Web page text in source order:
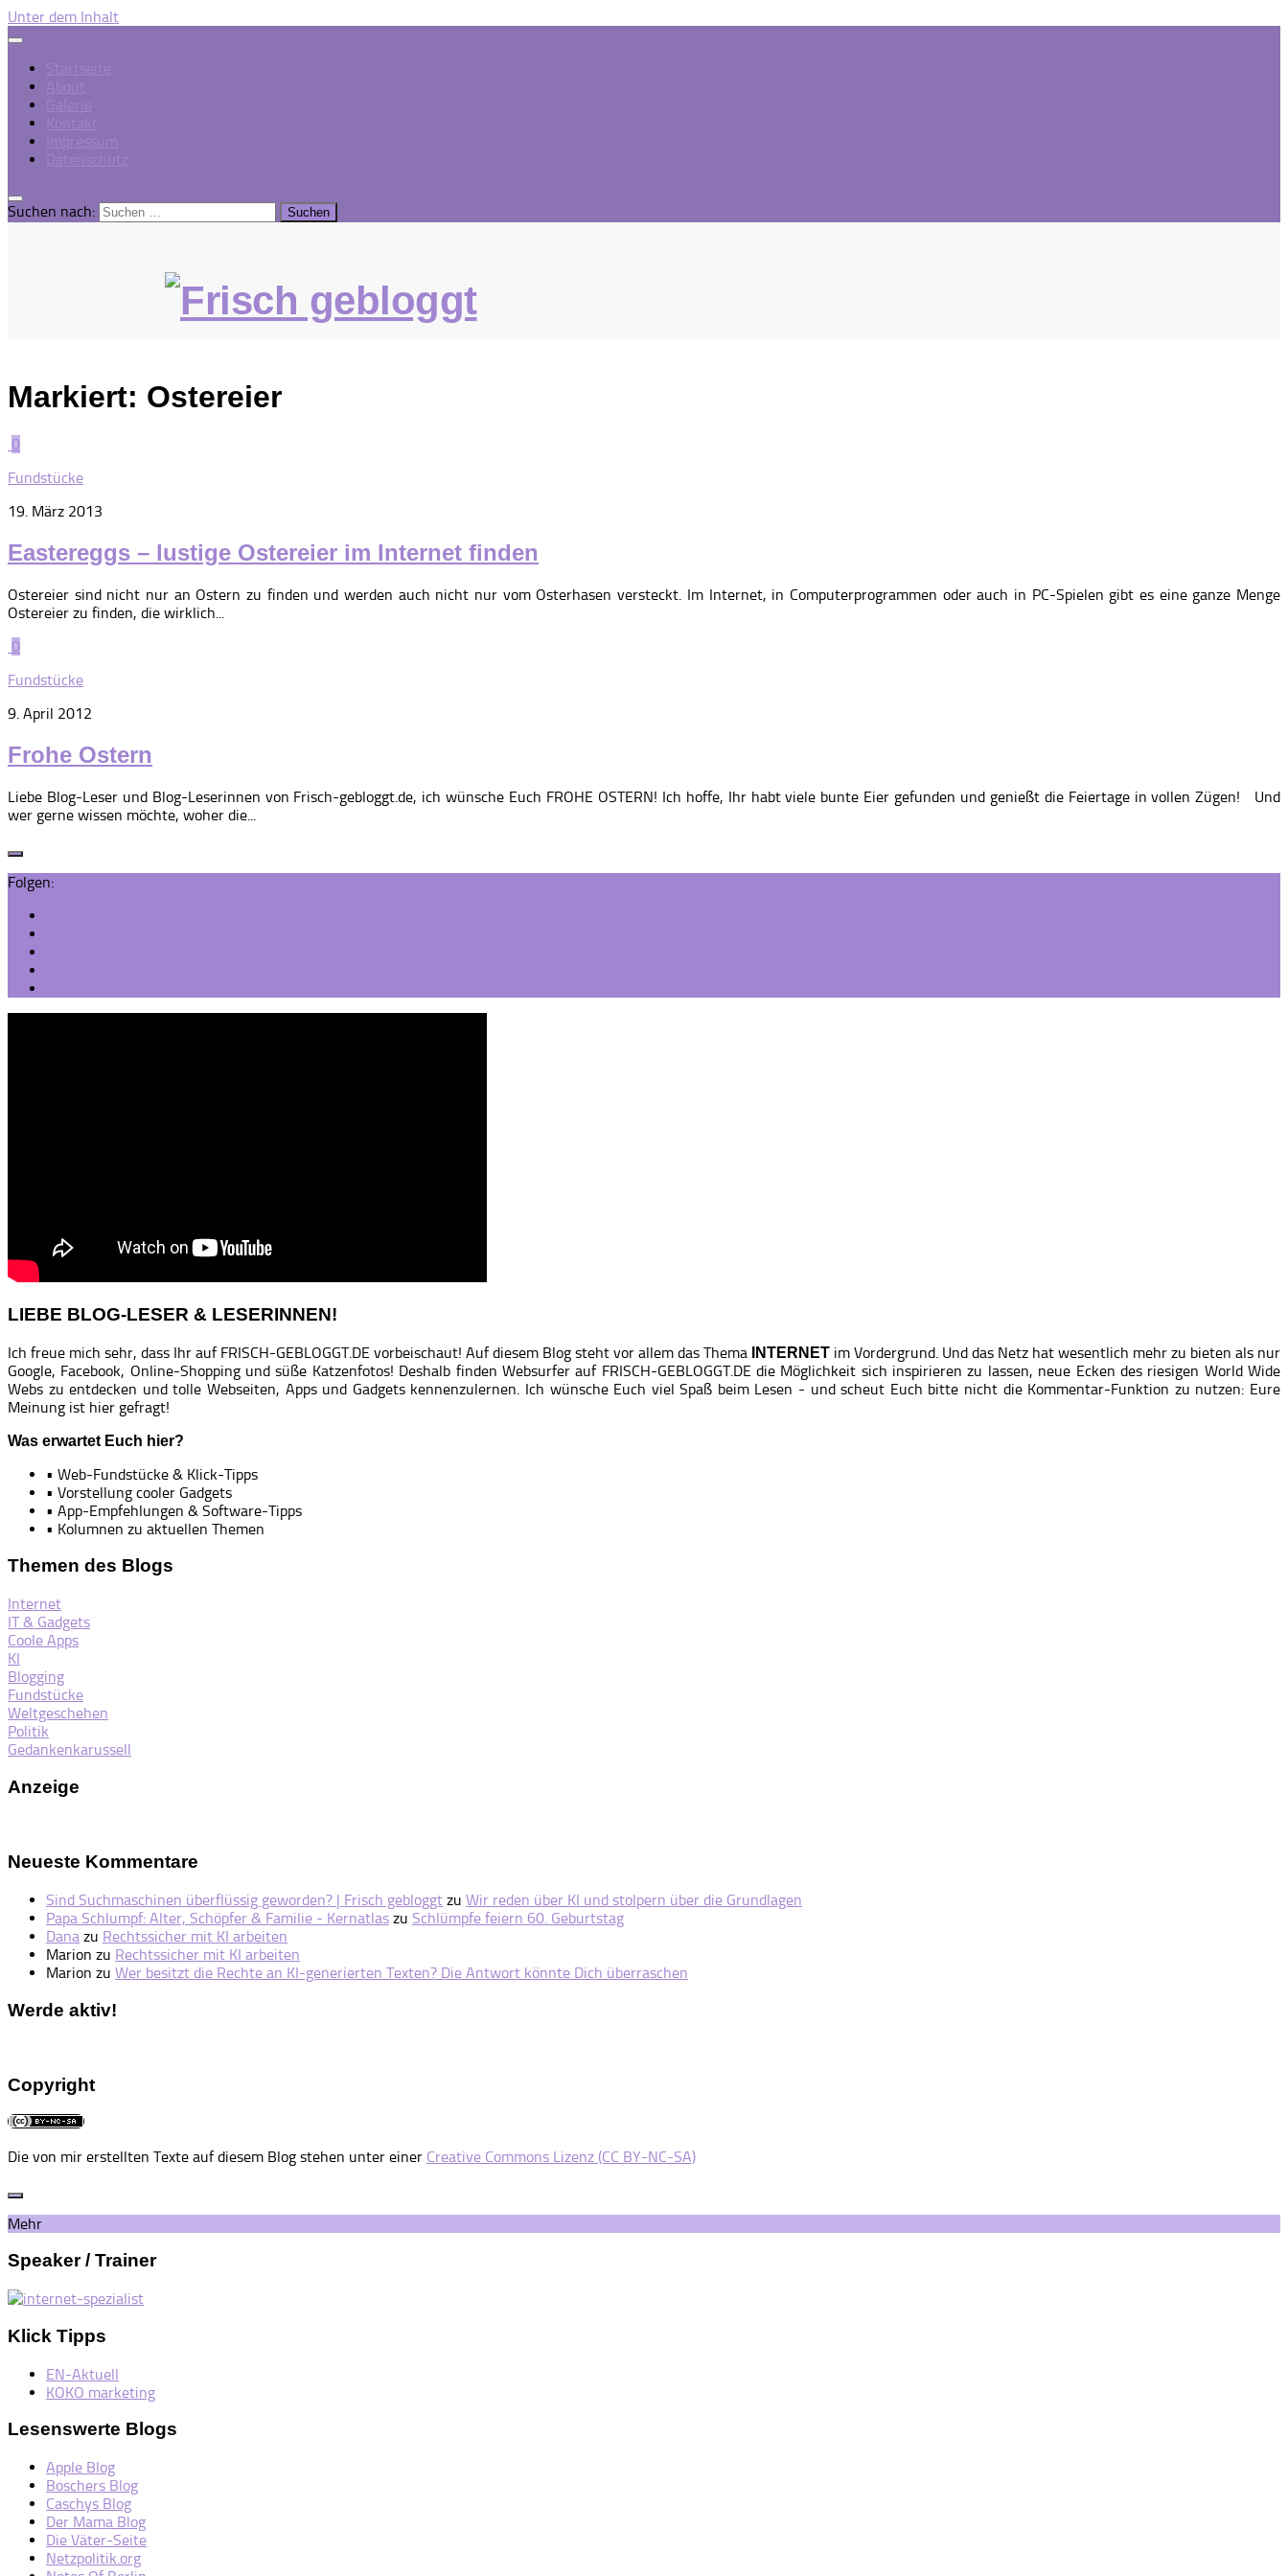
Unter dem Inhalt
Startseite
About
Galerie
Kontakt
Impressum
Datenschutz
Suchen nach:
Markiert: Ostereier
0
Fundstücke
19. März 2013
Eastereggs – lustige Ostereier im Internet finden
Ostereier sind nicht nur an Ostern zu finden und werden auch nicht nur vom Osterhasen versteckt. Im Internet, in Computerprogrammen oder auch in PC-Spielen gibt es eine ganze Menge
Ostereier zu finden, die wirklich...
0
Fundstücke
9. April 2012
Frohe Ostern
Liebe Blog-Leser und Blog-Leserinnen von Frisch-gebloggt.de, ich wünsche Euch FROHE OSTERN! Ich hoffe, Ihr habt viele bunte Eier gefunden und genießt die Feiertage in vollen Zügen! Und
wer gerne wissen möchte, woher die...
Folgen:
LIEBE BLOG-LESER & LESERINNEN!
Ich freue mich sehr, dass Ihr auf FRISCH-GEBLOGGT.DE vorbeischaut! Auf diesem Blog steht vor allem das Thema INTERNET im Vordergrund. Und das Netz hat wesentlich mehr zu bieten als nur
Google, Facebook, Online-Shopping und süße Katzenfotos! Deshalb finden Websurfer auf FRISCH-GEBLOGGT.DE die Möglichkeit sich inspirieren zu lassen, neue Ecken des riesigen World Wide
Webs zu entdecken und tolle Webseiten, Apps und Gadgets kennenzulernen. Ich wünsche Euch viel Spaß beim Lesen - und scheut Euch bitte nicht die Kommentar-Funktion zu nutzen: Eure
Meinung ist hier gefragt!
Was erwartet Euch hier?
• Web-Fundstücke & Klick-Tipps
• Vorstellung cooler Gadgets
• App-Empfehlungen & Software-Tipps
• Kolumnen zu aktuellen Themen
Themen des Blogs
Internet
IT & Gadgets
Coole Apps
KI
Blogging
Fundstücke
Weltgeschehen
Politik
Gedankenkarussell
Anzeige
Neueste Kommentare
Sind Suchmaschinen überflüssig geworden? | Frisch gebloggt zu Wir reden über KI und stolpern über die Grundlagen
Papa Schlumpf: Alter, Schöpfer & Familie - Kernatlas zu Schlümpfe feiern 60. Geburtstag
Dana zu Rechtssicher mit KI arbeiten
Marion zu Rechtssicher mit KI arbeiten
Marion zu Wer besitzt die Rechte an KI-generierten Texten? Die Antwort könnte Dich überraschen
Werde aktiv!
Copyright
Die von mir erstellten Texte auf diesem Blog stehen unter einer Creative Commons Lizenz (CC BY-NC-SA)
Mehr
Speaker / Trainer
Klick Tipps
EN-Aktuell
KOKO marketing
Lesenswerte Blogs
Apple Blog
Boschers Blog
Caschys Blog
Der Mama Blog
Die Väter-Seite
Netzpolitik.org